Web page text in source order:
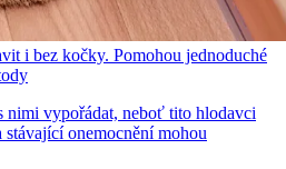
i bez kočky. Pomohou jednoduché
nimi vypořádat, neboť tito hlodavci
stávající onemocnění mohou